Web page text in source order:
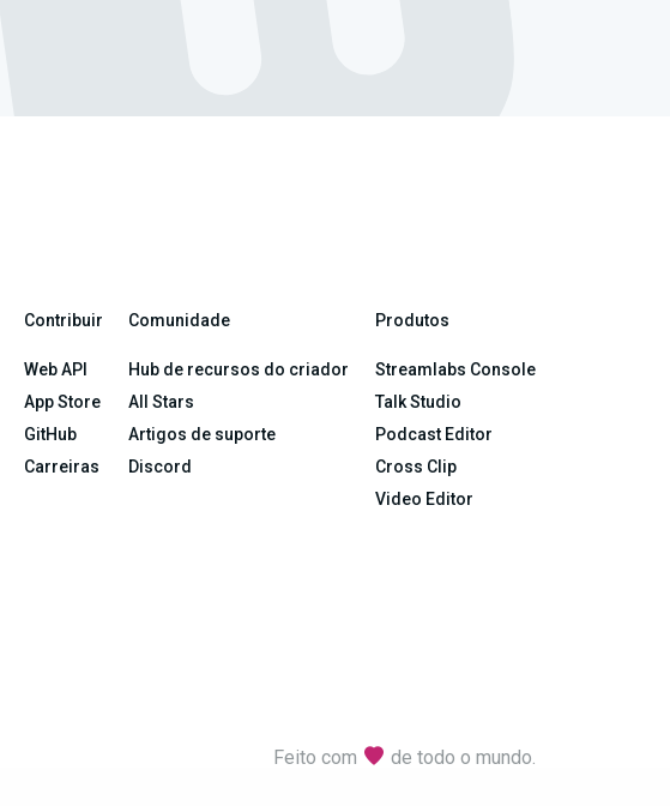
Contribuir
Web API
App Store
GitHub
Carreiras
Comunidade
Hub de recursos do criador
All Stars
Artigos de suporte
Discord
Produtos
Streamlabs Console
Talk Studio
Podcast Editor
Cross Clip
Video Editor
Feito com de todo o mundo.